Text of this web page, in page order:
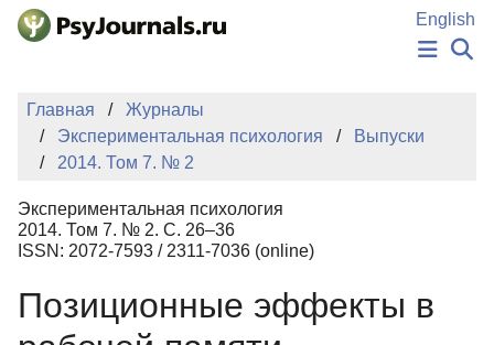
Перейти к основному содержанию
English
НОВОСТИ
КЛЮЧЕВЫЕ СЛОВА
Регистрация
Главная
Журналы
Экспериментальная психология
Выпуски
2014. Том 7. № 2
Экспериментальная психология
2014. Том 7. № 2. С. 26–36
ISSN: 2072-7593 / 2311-7036 (online)
Позиционные эффекты в